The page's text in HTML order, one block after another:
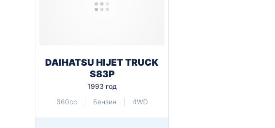
DAIHATSU HIJET TRUCK
S83P
1993 год
660cc
Бензин 4WD